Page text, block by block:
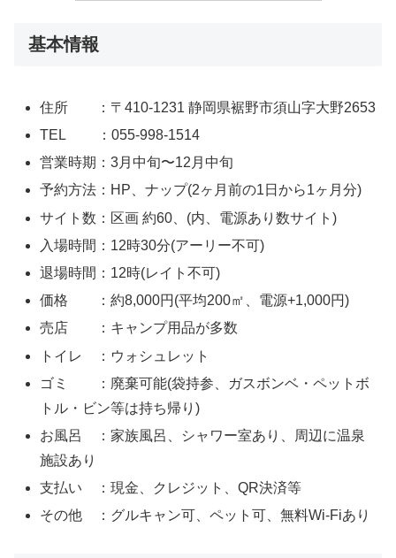
基本情報
住所 ：〒410-1231 静岡県裾野市須山字大野2653
TEL ：055-998-1514
営業時期：3月中旬〜12月中旬
予約方法：HP、ナップ(2ヶ月前の1日から1ヶ月分)
サイト数：区画 約60、(内、電源あり数サイト)
入場時間：12時30分(アーリー不可)
退場時間：12時(レイト不可)
価格 ：約8,000円(平均200㎡、電源+1,000円)
売店 ：キャンプ用品が多数
トイレ ：ウォシュレット
ゴミ ：廃棄可能(袋持参、ガスボンベ・ペットボ
トル・ビン等は持ち帰り)
お風呂 ：家族風呂、シャワー室あり、周辺に温泉
施設あり
支払い ：現金、クレジット、QR決済等
その他 ：グルキャン可、ペット可、無料Wi-Fiあり